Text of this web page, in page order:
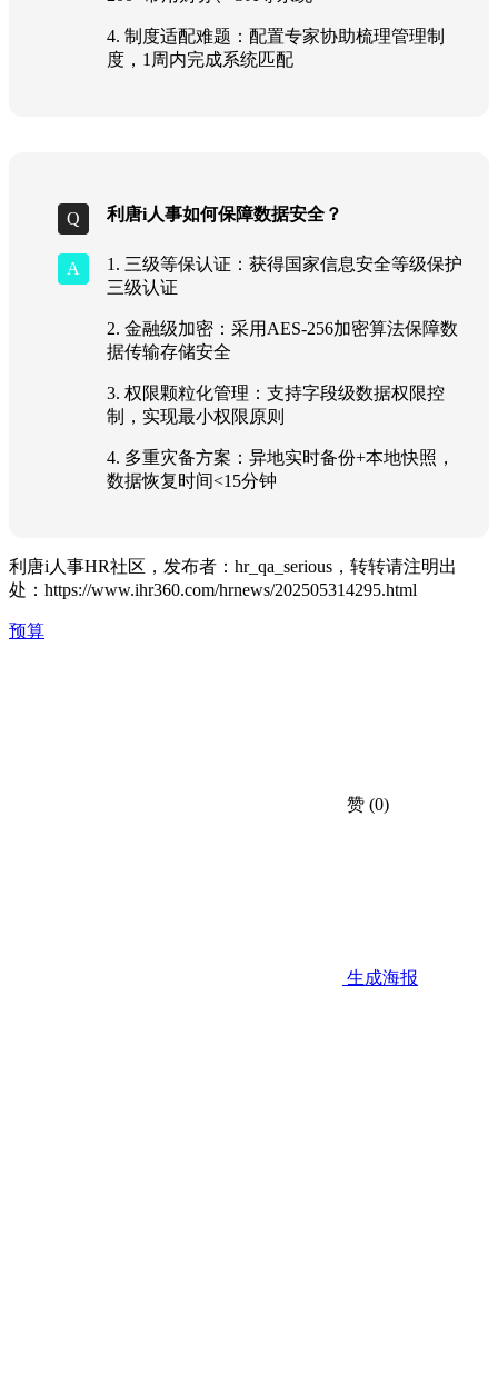
4. 制度适配难题：配置专家协助梳理管理制
度，1周内完成系统匹配
利唐i人事如何保障数据安全？
1. 三级等保认证：获得国家信息安全等级保护
三级认证
2. 金融级加密：采用AES-256加密算法保障数
据传输存储安全
3. 权限颗粒化管理：支持字段级数据权限控
制，实现最小权限原则
4. 多重灾备方案：异地实时备份+本地快照，
数据恢复时间<15分钟
利唐i人事HR社区，发布者：hr_qa_serious，转转请注明出
处： https://www.ihr360.com/hrnews/202505314295.html
预算
赞 (0)
生成海报